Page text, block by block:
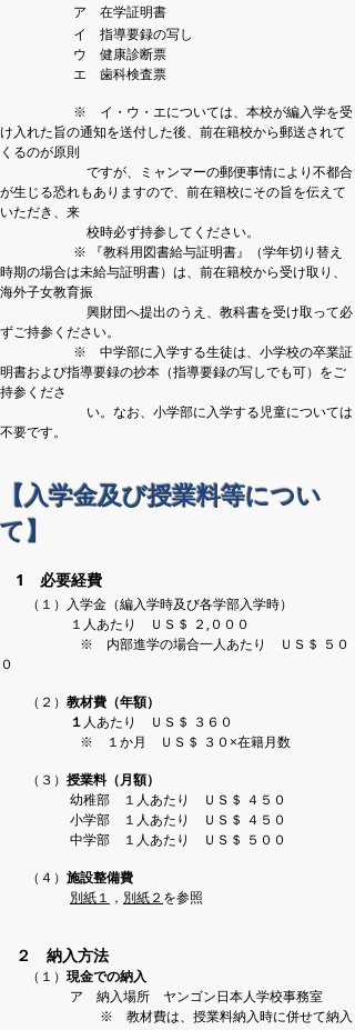
ア 在学証明書
イ 指導要録の写し
ウ 健康診断票
エ 歯科検査票
※ イ・ウ・エについては、本校が編入学を受
け入れた旨の通知を送付した後、前在籍校から郵送されて
くるのが原則
ですが、
ミャンマーの郵便事情により不都合
が生じる恐れもありますので、前在籍校にその旨を伝えて
いただき、来
校時必ず持参してください。
※ 『教科用図書給与証明書』（学年切り替え
時期の場合は未給与証明書）は、前在籍校から受け取り、
海外子女教育振
興財団へ提出のうえ、教科書を受け取って必
ずご持参ください。
※ 中学部に入学する生徒は、小学校の卒業証
明書および指導要録の抄本（指導要録の写しでも可）をご
持参くださ
い。なお、小学部に入学する児童については
不要です。
【入学金及び授業料等につい
て】
1 必要経費
（１）入学金（編入学時及び各学部入学時）
１人あたり ＵＳ＄ ２,０００
※ 内部進学の場合一人あたり ＵＳ＄ ５０
０
（２） 教材費（年額）
１ 人あたり ＵＳ＄ ３６０
※ １か月 ＵＳ＄ ３０×在籍月数
（３） 授業料（月額）
幼稚部 １人あたり ＵＳ＄ ４５０
小学部 １人 あたり ＵＳ＄ ４５０
中学部 １人あたり ＵＳ＄ ５００
（４） 施設整備費
別紙１ ， 別紙２ を参照
２ 納入方法
（１） 現金での納入
ア 納入場所 ヤンゴン日本人学校事務室
※ 教材費は、授業料納入時に併せて納入